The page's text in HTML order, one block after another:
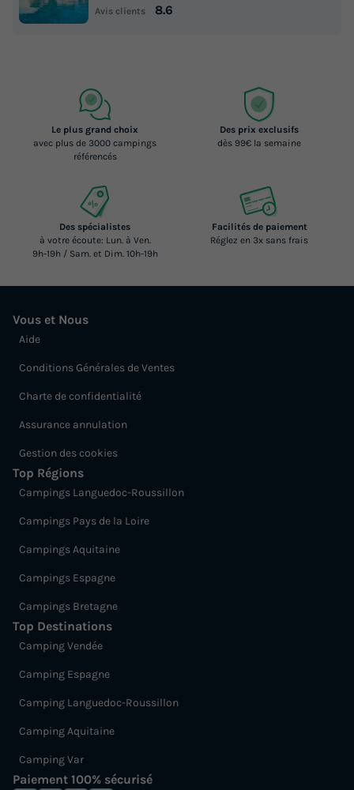
Avis clients 8.6
Le plus grand choix
avec plus de 3000 campings
référencés
Des prix exclusifs
dès 99€ la semaine
Des spécialistes
à votre écoute: Lun. à Ven.
9h-19h / Sam. et Dim. 10h-19h
Facilités de paiement
Réglez en 3x sans frais
Vous et Nous
Aide
Conditions Générales de Ventes
Charte de confidentialité
Assurance annulation
Gestion des cookies
Top Régions
Campings Languedoc-Roussillon
Campings Pays de la Loire
Campings Aquitaine
Campings Espagne
Campings Bretagne
Top Destinations
Camping Vendée
Camping Espagne
Camping Languedoc-Roussillon
Camping Aquitaine
Camping Var
Paiement 100% sécurisé